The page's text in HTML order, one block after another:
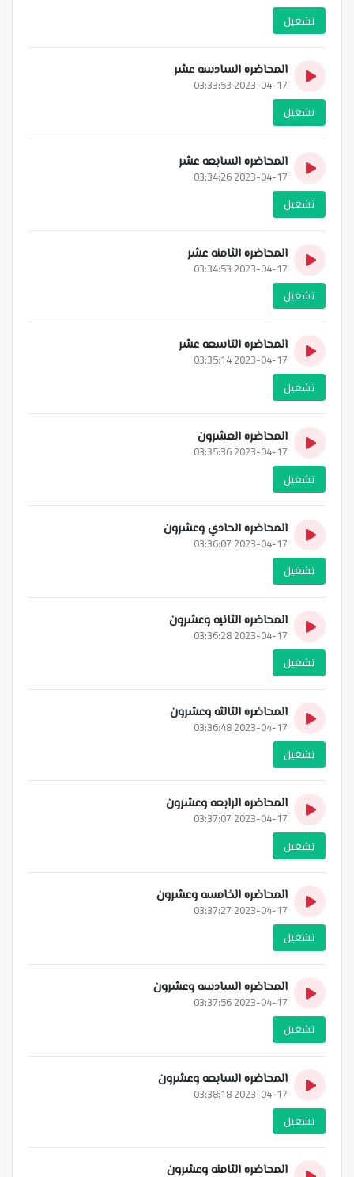
تشغيل
المحاضره السادسه عشر
2023-04-17 03:33:53
تشغيل
المحاضره السابعه عشر
2023-04-17 03:34:26
تشغيل
المحاضره الثامنه عشر
2023-04-17 03:34:53
تشغيل
المحاضره التاسعه عشر
2023-04-17 03:35:14
تشغيل
المحاضره العشرون
2023-04-17 03:35:36
تشغيل
المحاضره الحادي وعشرون
2023-04-17 03:36:07
تشغيل
المحاضره الثانيه وعشرون
2023-04-17 03:36:28
تشغيل
المحاضره الثالثه وعشرون
2023-04-17 03:36:48
تشغيل
المحاضره الرابعه وعشرون
2023-04-17 03:37:07
تشغيل
المحاضره الخامسه وعشرون
2023-04-17 03:37:27
تشغيل
المحاضره السادسه وعشرون
2023-04-17 03:37:56
تشغيل
المحاضره السابعه وعشرون
2023-04-17 03:38:18
تشغيل
المحاضره الثامنه وعشرون